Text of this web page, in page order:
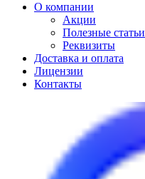
О компании
Акции
Полезные статьи
Реквизиты
Доставка и оплата
Лицензии
Контакты